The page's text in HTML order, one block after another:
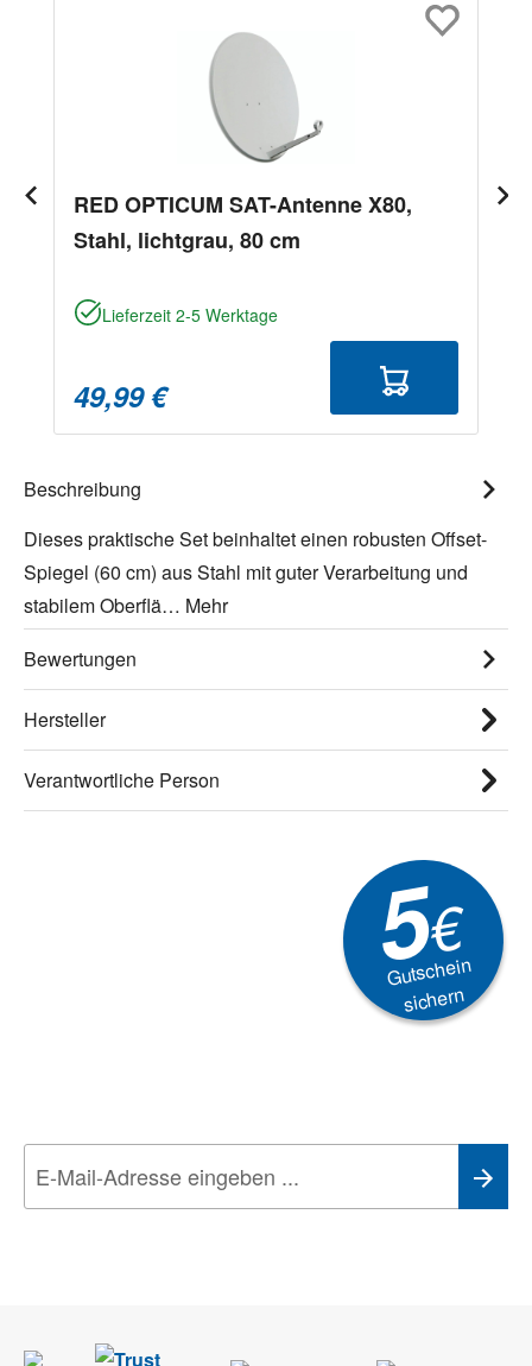
RED OPTICUM SAT-Antenne X80,
Stahl, lichtgrau, 80 cm
Lieferzeit 2-5 Werktage
49,99 €
Beschreibung
Dieses praktische Set beinhaltet einen robusten Offset-
Spiegel (60 cm) aus Stahl mit guter Verarbeitung und
stabilem Oberflä… Mehr
Bewertungen
Hersteller
Verantwortliche Person
5€
Gutschein
sichern